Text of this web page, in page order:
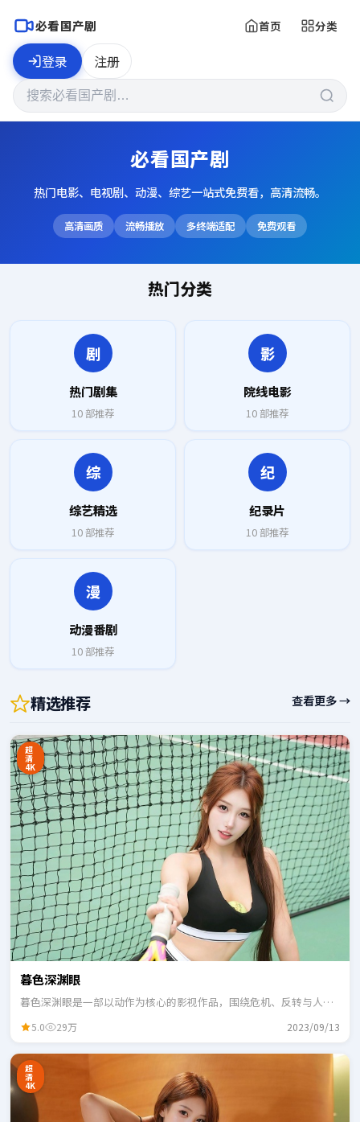
必看国产剧 首页 分类
登录 注册
必看国产剧
热门电影、电视剧、动漫、综艺一站式免费看，高清流畅。
高清画质 流畅播放 多终端适配 免费观看
热门分类
剧
热门剧集
10部推荐
影
院线电影
10部推荐
综
综艺精选
10部推荐
纪
纪录片
10部推荐
漫
动漫番剧
10部推荐
精选推荐 查看更多 →
超
清
4K
暮色深渊眼
暮色深渊眼是一部以动作为核心的影视作品，围绕危机、反转与人物
5.0 29万 2023/09/13
超
清
4K